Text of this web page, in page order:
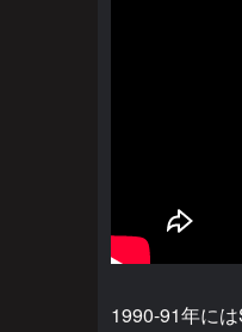
1990-91年に